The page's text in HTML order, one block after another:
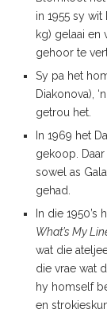
in 1955 sy
kg) gelaai en
gehoor te
Sy pa het
Diakonova),
getrou het.
In 1969 het
gekoop.
sowel as
gehad.
In die
What’s My
wat die
die vrae wat
hy homself
en